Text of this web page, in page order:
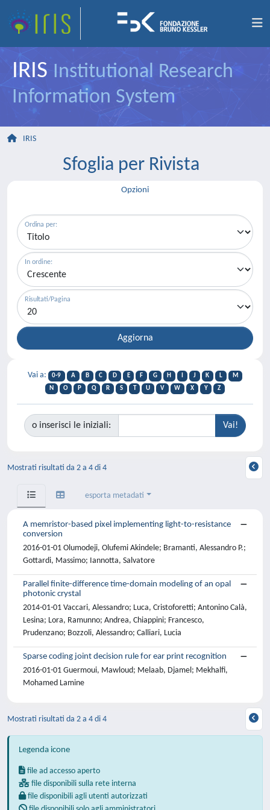
IRIS Institutional Research
Information System
IRIS
Sfoglia per Rivista
Opzioni
Ordina per:
In ordine:
Risultati/Pagina
Vai a: 0-9 A B C D E F G H J K L
M
N
O P Q R S T U V W X Y Z
o inserisci le iniziali:
Mostrati risultati da 2 a 4 di 4
esporta metadati
A memristor-based pixel implementing light-to-resistance
conversion
2016-01-01 Olumodeji, Olufemi Akindele; Bramanti, Alessandro P.;
Gottardi, Massimo; Iannotta, Salvatore
Parallel finite-difference time-domain modeling of an opal
photonic crystal
2014-01-01 Vaccari, Alessandro; Luca, Cristoforetti; Antonino Calà,
Lesina; Lora, Ramunno; Andrea, Chiappini; Francesco,
Prudenzano; Bozzoli, Alessandro; Calliari, Lucia
Sparse coding joint decision rule for ear print recognition
2016-01-01 Guermoui, Mawloud; Melaab, Djamel; Mekhalfi,
Mohamed Lamine
Mostrati risultati da 2 a 4 di 4
Legenda icone
file ad accesso aperto
file disponibili sulla rete interna
file disponibili agli utenti autorizzati